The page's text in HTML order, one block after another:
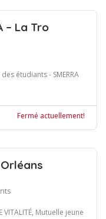
– La Tro
étudiants - SMERRA
Fermé actuellement!
VITALITÉ, Mutuelle jeune